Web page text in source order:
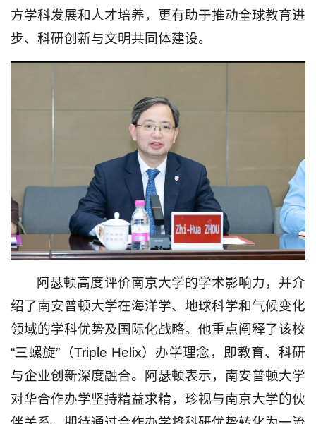
方学科发展和人才培养，更有助于推动全球教育进
步、科研创新与文明共同体建设。
阿瑟顿高度评价南京大学的学术影响力，并介
绍了南安普顿大学在海洋学、地球科学和气候变化
领域的学科优势及国际化战略。他重点阐释了该校
“三螺旋”（Triple Helix）办学理念，即教育、科研
与企业创新深度融合。阿瑟顿表示，南安普顿大学
对华合作办学坚持精益求精，珍视与南京大学的伙